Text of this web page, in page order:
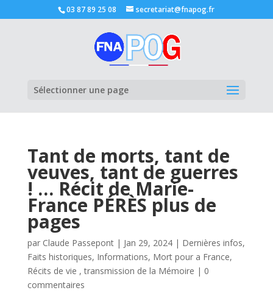
03 87 89 25 08 secretariat@fnapog.fr
Sélectionner une page
Tant de morts, tant de
veuves, tant de guerres
! … Récit de Marie-
France PÉRÈS plus de
pages
par Claude Passepont| Jan 29, 2024| Dernières infos,
Faits historiques, Informations, Mort pour a France,
Récits de vie , transmission de la Mémoire | 0
commentaires